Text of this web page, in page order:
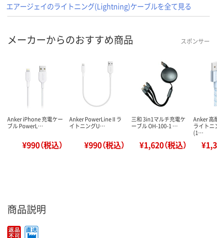
エアージェイのライトニング(Lightning)ケーブルを全て見る
メーカーからのおすすめ商品 スポンサー
Anker iPhone 充電ケー
ブル PowerL…
¥990（税込）
Anker PowerLine II ラ
イトニングU…
¥990（税込）
三和 3in1マルチ充電ケ
ーブル OH-100-1 …
¥1,620（税込）
Anker 高
ライトニ
(1…
商品説明